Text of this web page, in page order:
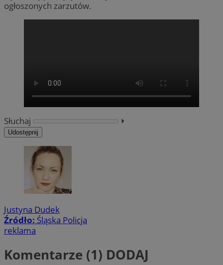
ogłoszonych zarzutów.
Słuchaj ⏵︎
Udostępnij
Justyna Dudek
Źródło: Śląska Policja
reklama
Komentarze (1) DODAJ